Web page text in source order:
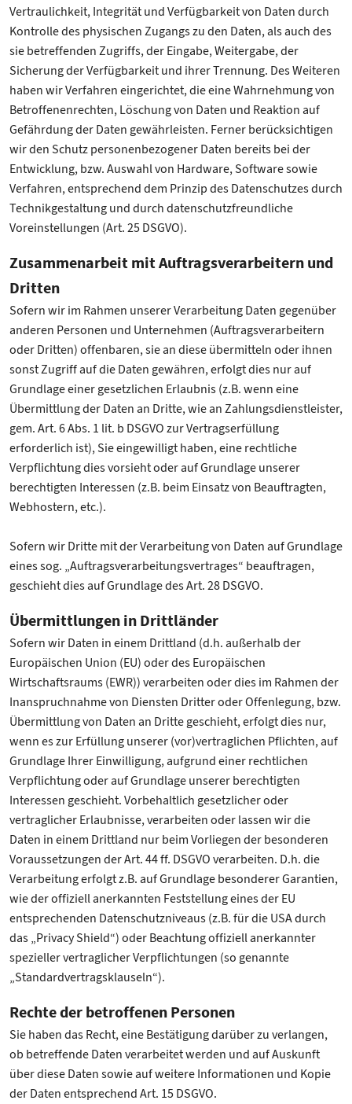
Vertraulichkeit, Integrität und Verfügbarkeit von Daten durch
Kontrolle des physischen Zugangs zu den Daten, als auch des
sie betreffenden Zugriffs, der Eingabe, Weitergabe, der
Sicherung der Verfügbarkeit und ihrer Trennung. Des Weiteren
haben wir Verfahren eingerichtet, die eine Wahrnehmung von
Betroffenenrechten, Löschung von Daten und Reaktion auf
Gefährdung der Daten gewährleisten. Ferner berücksichtigen
wir den Schutz personenbezogener Daten bereits bei der
Entwicklung, bzw. Auswahl von Hardware, Software sowie
Verfahren, entsprechend dem Prinzip des Datenschutzes durch
Technikgestaltung und durch datenschutzfreundliche
Voreinstellungen (Art. 25 DSGVO).
Zusammenarbeit mit Auftragsverarbeitern und
Dritten
Sofern wir im Rahmen unserer Verarbeitung Daten gegenüber
anderen Personen und Unternehmen (Auftragsverarbeitern
oder Dritten) offenbaren, sie an diese übermitteln oder ihnen
sonst Zugriff auf die Daten gewähren, erfolgt dies nur auf
Grundlage einer gesetzlichen Erlaubnis (z.B. wenn eine
Übermittlung der Daten an Dritte, wie an Zahlungsdienstleister,
gem. Art. 6 Abs. 1 lit. b DSGVO zur Vertragserfüllung
erforderlich ist), Sie eingewilligt haben, eine rechtliche
Verpflichtung dies vorsieht oder auf Grundlage unserer
berechtigten Interessen (z.B. beim Einsatz von Beauftragten,
Webhostern, etc.).
Sofern wir Dritte mit der Verarbeitung von Daten auf Grundlage
eines sog. „Auftragsverarbeitungsvertrages“ beauftragen,
geschieht dies auf Grundlage des Art. 28 DSGVO.
Übermittlungen in Drittländer
Sofern wir Daten in einem Drittland (d.h. außerhalb der
Europäischen Union (EU) oder des Europäischen
Wirtschaftsraums (EWR)) verarbeiten oder dies im Rahmen der
Inanspruchnahme von Diensten Dritter oder Offenlegung, bzw.
Übermittlung von Daten an Dritte geschieht, erfolgt dies nur,
wenn es zur Erfüllung unserer (vor)vertraglichen Pflichten, auf
Grundlage Ihrer Einwilligung, aufgrund einer rechtlichen
Verpflichtung oder auf Grundlage unserer berechtigten
Interessen geschieht. Vorbehaltlich gesetzlicher oder
vertraglicher Erlaubnisse, verarbeiten oder lassen wir die
Daten in einem Drittland nur beim Vorliegen der besonderen
Voraussetzungen der Art. 44 ff. DSGVO verarbeiten. D.h. die
Verarbeitung erfolgt z.B. auf Grundlage besonderer Garantien,
wie der offiziell anerkannten Feststellung eines der EU
entsprechenden Datenschutzniveaus (z.B. für die USA durch
das „Privacy Shield“) oder Beachtung offiziell anerkannter
spezieller vertraglicher Verpflichtungen (so genannte
„Standardvertragsklauseln“).
Rechte der betroffenen Personen
Sie haben das Recht, eine Bestätigung darüber zu verlangen,
ob betreffende Daten verarbeitet werden und auf Auskunft
über diese Daten sowie auf weitere Informationen und Kopie
der Daten entsprechend Art. 15 DSGVO.